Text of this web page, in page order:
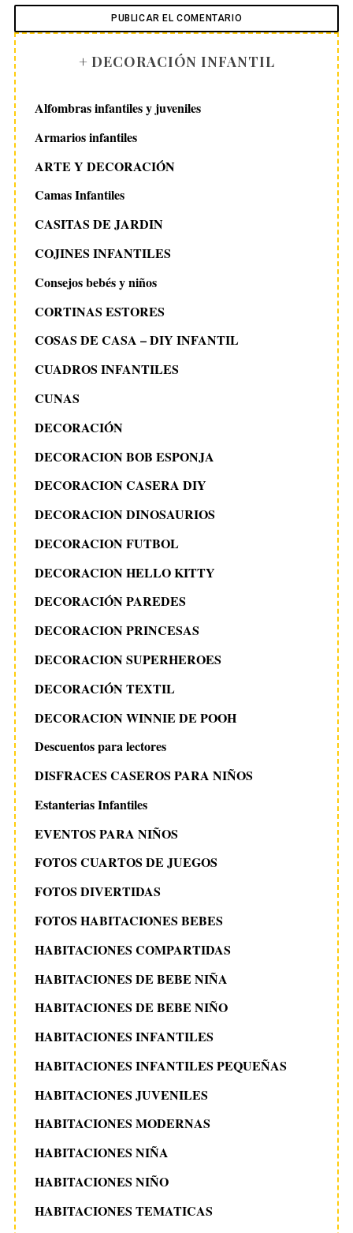
+ DECORACIÓN INFANTIL
Alfombras infantiles y juveniles
Armarios infantiles
ARTE Y DECORACIÓN
Camas Infantiles
CASITAS DE JARDIN
COJINES INFANTILES
Consejos bebés y niños
CORTINAS ESTORES
COSAS DE CASA – DIY INFANTIL
CUADROS INFANTILES
CUNAS
DECORACIÓN
DECORACION BOB ESPONJA
DECORACION CASERA DIY
DECORACION DINOSAURIOS
DECORACION FUTBOL
DECORACION HELLO KITTY
DECORACIÓN PAREDES
DECORACION PRINCESAS
DECORACION SUPERHEROES
DECORACIÓN TEXTIL
DECORACION WINNIE DE POOH
Descuentos para lectores
DISFRACES CASEROS PARA NIÑOS
Estanterias Infantiles
EVENTOS PARA NIÑOS
FOTOS CUARTOS DE JUEGOS
FOTOS DIVERTIDAS
FOTOS HABITACIONES BEBES
HABITACIONES COMPARTIDAS
HABITACIONES DE BEBE NIÑA
HABITACIONES DE BEBE NIÑO
HABITACIONES INFANTILES
HABITACIONES INFANTILES PEQUEÑAS
HABITACIONES JUVENILES
HABITACIONES MODERNAS
HABITACIONES NIÑA
HABITACIONES NIÑO
HABITACIONES TEMATICAS
: